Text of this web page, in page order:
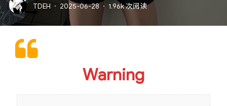
TDEH · 2025-06-28 · 1.96k 次阅读
Warning